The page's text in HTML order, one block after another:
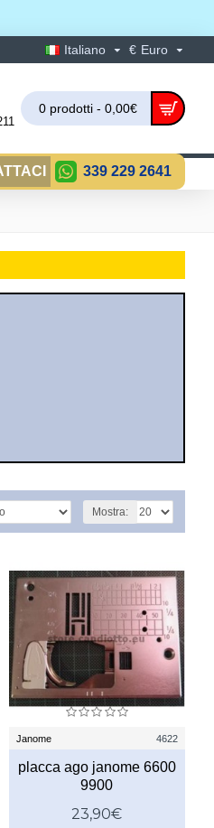
Italiano € Euro
0 prodotti - 0,00€
339 229 2641
Mostra:
Janome 4622
placca ago janome 6600
9900
23,90€